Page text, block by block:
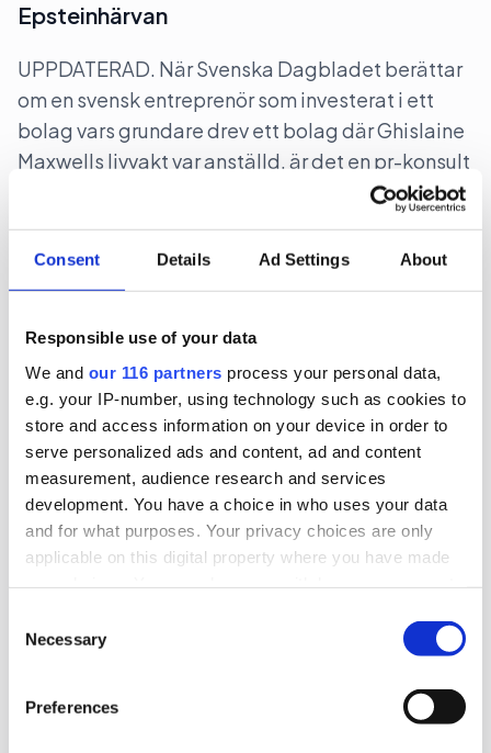
Consent Details Ad Settings About
Responsible use of your data
We and our 116 partners process your personal data,
e.g. your IP-number, using technology such as cookies to
store and access information on your device in order to
serve personalized ads and content, ad and content
measurement, audience research and services
development. You have a choice in who uses your data
and for what purposes. Your privacy choices are only
applicable on this digital property where you have made
the Privacy trigger icon.
Find out more about how your personal data is processed
and set your preferences in the
Selection
Necessary
Preferences
Epsteinhärvan
UPPDATERAD. När Svenska Dagbladet berättar
om en svensk entreprenör som investerat i ett
bolag vars grundare drev ett bolag där Ghislaine
Maxwells livvakt var anställd, är det en pr-konsult
2026-02-18, 11:20
Utgivarna pekar ut Meta som
kriminellt
I ett pressmeddelande pekar organisationen
Utgivarna ut den amerikanska techjätten Meta,
som driver Whatsapp, Instagram och Facebook,
som kriminellt.
Case Medier Sociala Medier